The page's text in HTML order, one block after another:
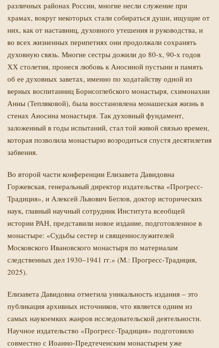
различных районах России, многие несли служение при
храмах, вокруг некоторых стали собираться души, ищущие от
них, как от наставниц, духовного утешения и руководства, и
во всех жизненных перипетиях они продолжали сохранять
духовную связь. Многие сестры дожили до 80-х, 90-х годов
ХХ столетия, пронеся любовь к Аносиной пустыни и память
об ее духовных заветах, именно по ходатайству одной из
верных воспитанниц Борисоглебского монастыря, схимонахни
Анны (Тепляковой), была восстановлена монашеская жизнь в
стенах Аносина монастыря. Так духовный фундамент,
заложенный в годы испытаний, стал той живой связью времен,
которая позволила монастырю возродиться спустя десятилетия
забвения.
Во второй части конференции Елизавета Давидовна
Горжевская, генеральный директор издательства «Прогресс-
Традиция», и Алексей Львович Беглов, доктор исторических
наук, главный научный сотрудник Института всеобщей
истории РАН, представили новое издание, подготовленное в
монастыре: «Судьбы сестер и священнослужителей
Московского Ивановского монастыря по материалам
следственных дел 1930–1941 гг.» (М.: Прогресс-Традиция,
2025).
Елизавета Давидовна отметила уникальность издания – это
публикация архивных источников, что является одним из
самых наукоемких жанров исследовательской деятельности.
Научное издательство «Прогресс-Традиция» подготовило
совместно с Иоанно-Предтеченским монастырем уже